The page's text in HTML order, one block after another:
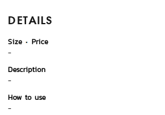
DETAILS
Size
Price
-
Description
-
How to use
-